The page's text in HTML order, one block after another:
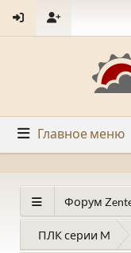
Главное меню
Форум
ПЛК серии M